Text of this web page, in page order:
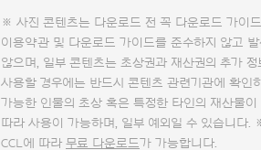
※ 사진 콘텐츠는 다운로드 전 꼭 다운로드 가이드
이용약관 및 다운로드 가이드를 준수하지 않고
않으며, 일부 콘텐츠는 초상권과 재산권의 추가
사용할 경우에는 반드시 콘텐츠 관련기관에 확
가능한 인물의 초상 혹은 특정한 타인의 재산물
따라 사용이 가능하며, 일부 예외일 수 있습니다.
CCL에 따라 무료 다운로드가 가능합니다.